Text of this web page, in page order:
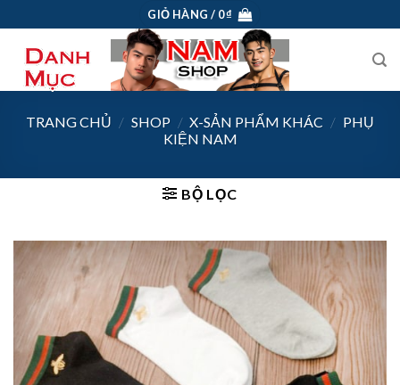
to
content
GIỎ HÀNG / 0₫
TRANG CHỦ / SHOP / X-SẢN PHẨM KHÁC / PHỤ
KIỆN NAM
BỘ LỌC